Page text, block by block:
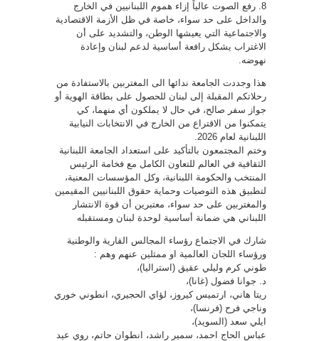
8. رفع الصوت عالياً إزاء هموم اللبنانيين في الخارج
والداخل على حد سواء، خاصة في ظل الأزمة الاقتصادية
والاجتماعية التي يعيشها الوطن، والتشديد على أن
الاغتراب يشكل رافعة أساسية لدعم لبنان وإعادة
نهوضه.
هذا وجددت الجامعة ندائها الى المغتربين بالاستفادة من
رحلاتكم المقبلة إلى لبنان للحصول على بطاقة الهوية أو
جواز سفر صالح، في حال لا يملكون أي منهما، كي
يتمكنوا من الاقتراع من الخارج في الانتخابات النيابية
اللبنانية لعام 2026.
وختم المجتمعون بالتأكيد على استعداد الجامعة اللبنانية
الثقافية في العالم للتعاون الكامل مع فخامة الرئيس
المنتخب والحكومة اللبنانية، وكل المؤسسات المعنية،
لتطبيق هذه التوصيات وحماية حقوق اللبنانيين المقيمين
والمغتربين على حد سواء، معتبرين أن قوة الانتشار
اللبناني هي ضمانة أساسية لوحدة لبنان ومستقبله
شارك في الاجتماع رؤساء المجالس القارية والوطنية
ورؤساء اللجان العالمية او ممثلين عنهم وهم :
طوني كرم وليلي عقيق (استراليا)،
د. جوانا فضول (غانا)،
ريتا هاني، ارتميس كيروز، لؤاي الحجيري، انطوني خوري
وناجي فرح (فرنسا)،
ايلي سعد (السويد)،
عباس الحاج احمد، سمير راشد، انطوان حاتم، روي عيد